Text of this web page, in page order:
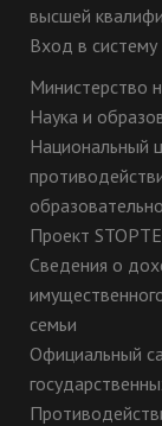
высшей
Вход в
Министерство
Наука и
Национальный
Проект
Сведения о
семьи
Официальный